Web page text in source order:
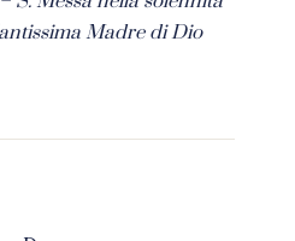
Madre di Dio